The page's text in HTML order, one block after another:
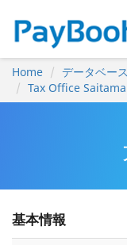
Home データベース
Tax Office Saitama
基本情報